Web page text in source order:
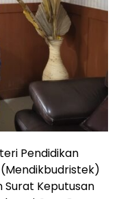
Pendidikan
Surat Keputusan